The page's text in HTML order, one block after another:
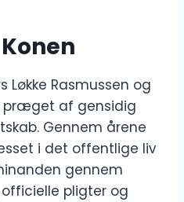
Løkke Rasmussen og
præget af gensidig
Gennem årene
i det offentlige liv
gennem
pligter og